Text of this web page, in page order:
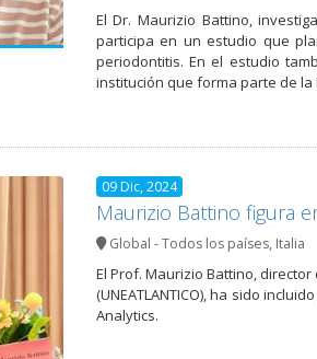
El Dr. Maurizio Battino,
participa en un estudio que
periodontitis. En el estudio
institución que forma parte de la
09 Dic, 2024
Maurizio Battino figura
Global - Todos los países, Italia
El Prof. Maurizio Battino,
(UNEATLANTICO), ha sido
Analytics.